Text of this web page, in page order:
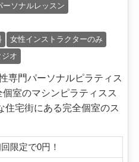
ーソナルレッスン
女性インストラクターのみ
オ
専門パーソナルピラティス
室のマシンピラティスス
住宅街にある完全個室のス
限定で0円！